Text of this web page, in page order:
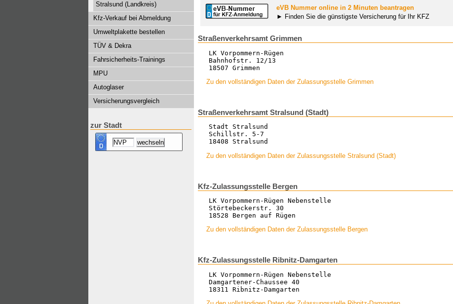
Stralsund (Landkreis)
Kfz-Verkauf bei Abmeldung
Umweltplakette bestellen
TÜV & Dekra
Fahrsicherheits-Trainings
MPU
Autoglaser
Versicherungsvergleich
zur Stadt
eVB Nummer online in 2 Minuten beantragen
► Finden Sie die günstigste Versicherung für Ihr KFZ
Straßenverkehrsamt Grimmen
LK Vorpommern-Rügen
Bahnhofstr. 12/13
18507 Grimmen
Zu den vollständigen Daten der Zulassungsstelle Grimmen
Straßenverkehrsamt Stralsund (Stadt)
Stadt Stralsund
Schillstr. 5-7
18408 Stralsund
Zu den vollständigen Daten der Zulassungsstelle Stralsund (Stadt)
Kfz-Zulassungsstelle Bergen
LK Vorpommern-Rügen Nebenstelle
Störtebeckerstr. 30
18528 Bergen auf Rügen
Zu den vollständigen Daten der Zulassungsstelle Bergen
Kfz-Zulassungsstelle Ribnitz-Damgarten
LK Vorpommern-Rügen Nebenstelle
Damgartener-Chaussee 40
18311 Ribnitz-Damgarten